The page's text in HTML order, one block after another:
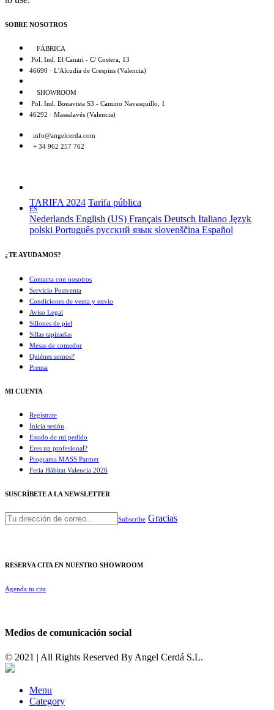
SOBRE NOSOTROS
FÁBRICA
Pol. Ind. El Canari - C/ Costera, 13
46690 · L'Alcudia de Crespins (Valencia)
SHOWROOM
Pol. Ind. Bonavista S3 - Camino Navasquillo, 1
46292 · Massalavés (Valencia)
info@angelcerda.com
+ 34 962 257 762
TARIFA 2024 Tarifa pública
ES
Nederlands English (US) Français Deutsch Italiano Język
polski Português русский язык slovenščina Español
¿TE AYUDAMOS?
Contacta con nosotros
Servicio Postventa
Condiciones de venta y envío
Aviso Legal
Sillones de piel
Sillas tapizadas
Mesas de comedor
Quiénes somos?
Prensa
MI CUENTA
Regístrate
Inicia sesión
Estado de mi pedido
Eres un profesional?
Programa MASS Partner
Feria Hábitat Valencia 2026​
SUSCRÍBETE A LA NEWSLETTER
Subscribe Gracias
RESERVA CITA EN NUESTRO SHOWROOM
Agenda tu cita
Medios de comunicación social
© 2021 | All Rights Reserved By Angel Cerdá S.L.
Menu
Category